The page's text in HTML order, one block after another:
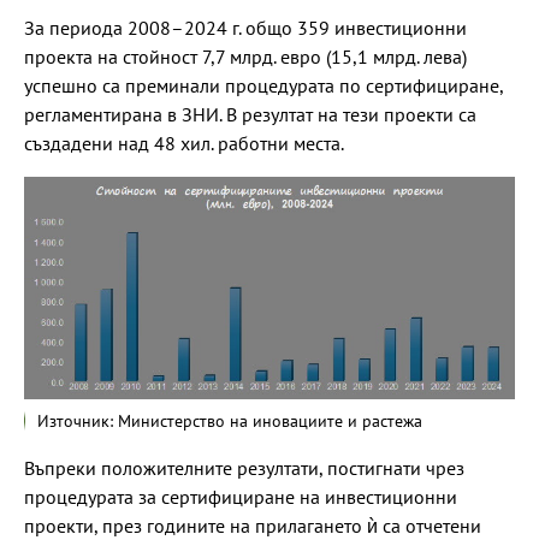
За периода 2008–2024 г. общо 359 инвестиционни
проекта на стойност 7,7 млрд. евро (15,1 млрд. лева)
успешно са преминали процедурата по сертифициране,
регламентирана в ЗНИ. В резултат на тези проекти са
създадени над 48 хил. работни места.
Източник: Министерство на иновациите и растежа
Въпреки положителните резултати, постигнати чрез
процедурата за сертифициране на инвестиционни
проекти, през годините на прилагането ѝ са отчетени